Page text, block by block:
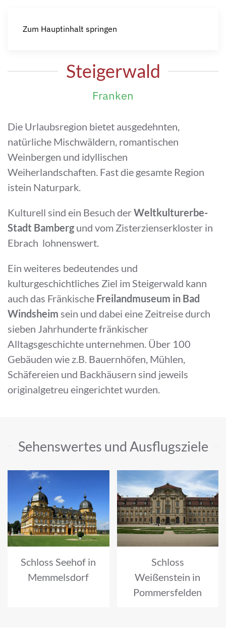
Zum Hauptinhalt springen
Steigerwald
Franken
Die Urlaubsregion bietet ausgedehnten,
natürliche Mischwäldern, romantischen
Weinbergen und idyllischen
Weiherlandschaften. Fast die gesamte Region
istein Naturpark.
Kulturell sind ein Besuch derWeltkulturerbe-
Stadt Bamberg und vom Zisterzienserkloster in
Ebrach lohnenswert.
Ein weiteres bedeutendes und
kulturgeschichtliches Ziel im Steigerwald kann
auch das Fränkische Freilandmuseum in Bad
Windsheim sein und dabei eine Zeitreise durch
sieben Jahrhunderte fränkischer
Alltagsgeschichte unternehmen. Über 100
Gebäuden wie z.B. Bauernhöfen, Mühlen,
Schäfereien und Backhäusern sind jeweils
originalgetreu eingerichtet wurden.
Sehenswertes und Ausflugsziele
Schloss Seehof in
Memmelsdorf
Schloss
Weißenstein in
Pommersfelden